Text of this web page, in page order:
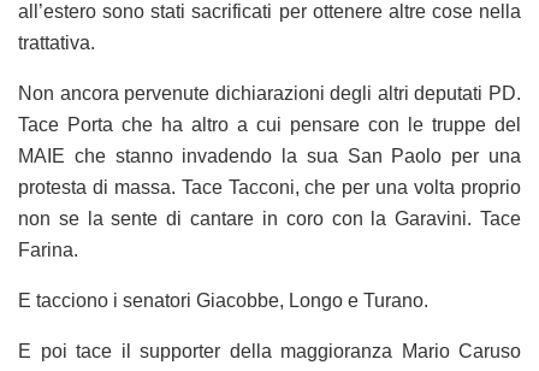
all’estero sono stati sacrificati per ottenere altre cose nella
trattativa.
Non ancora pervenute dichiarazioni degli altri deputati PD.
Tace Porta che ha altro a cui pensare con le truppe del
MAIE che stanno invadendo la sua San Paolo per una
protesta di massa. Tace Tacconi, che per una volta proprio
non se la sente di cantare in coro con la Garavini. Tace
Farina.
E tacciono i senatori Giacobbe, Longo e Turano.
E poi tace il supporter della maggioranza Mario Caruso